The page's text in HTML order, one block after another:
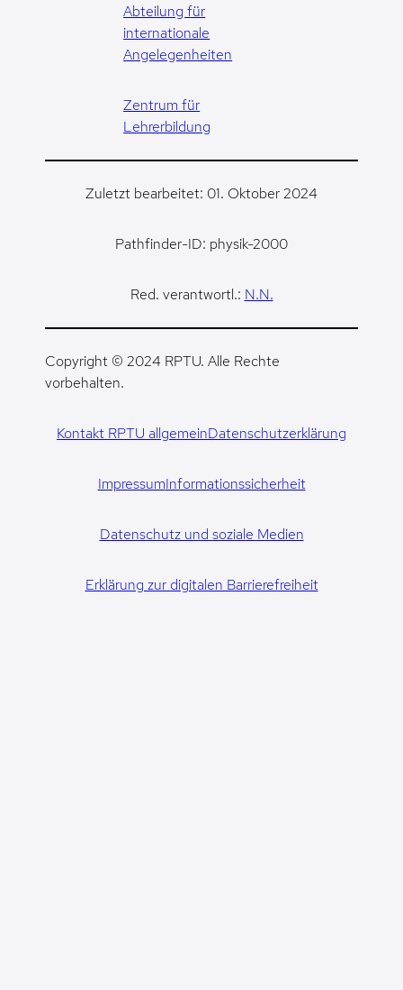
Abteilung für
internationale
Angelegenheiten
Zentrum für
Lehrerbildung
Zuletzt bearbeitet: 01. Oktober 2024
Pathfinder-ID: physik-2000
Red. verantwortl.: N.N.
Copyright © 2024 RPTU. Alle Rechte
vorbehalten.
Kontakt RPTU allgemeinDatenschutzerklärung
ImpressumInformationssicherheit
Datenschutz und soziale Medien
Erklärung zur digitalen Barrierefreiheit